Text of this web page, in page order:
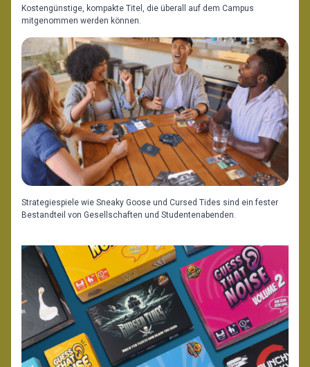
Kostengünstige, kompakte Titel, die überall auf dem Campus
mitgenommen werden können.
Strategiespiele wie Sneaky Goose und Cursed Tides sind ein fester
Bestandteil von Gesellschaften und Studentenabenden.